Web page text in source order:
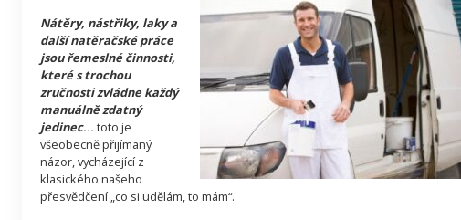
Nátěry, nástřiky, laky a
další natěračské práce
jsou řemeslné činnosti,
které s trochou
zručnosti zvládne každý
manuálně zdatný
jedinec… toto je
všeobecně přijímaný
názor, vycházející z
klasického našeho
přesvědčení „co si udělám, to mám“.